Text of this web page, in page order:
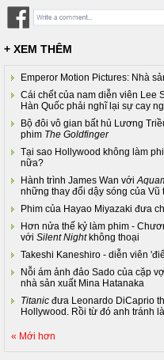
+ XEM THÊM
Emperor Motion Pictures: Nhà
Cái chết của nam diễn viên Lee
Hàn Quốc phải nghĩ lại sự cay
Bộ đôi vô gian bất hủ Lương
phim The Goldfinger
Tại sao Hollywood không làm
nữa?
Hành trình James Wan với
những thay đổi dậy sóng của Vũ
Phim của Hayao Miyazaki đưa
Hơn nửa thế kỷ làm phim -
với Silent Nightkhông thoại
Takeshi Kaneshiro - diễn viên
Nỗi ám ảnh đảo Sado của cặp
nhà sản xuất Mina Hatanaka
Titanic đưa Leonardo DiCaprio
Hollywood. Rồi từ đó anh tránh
« Mới hơn